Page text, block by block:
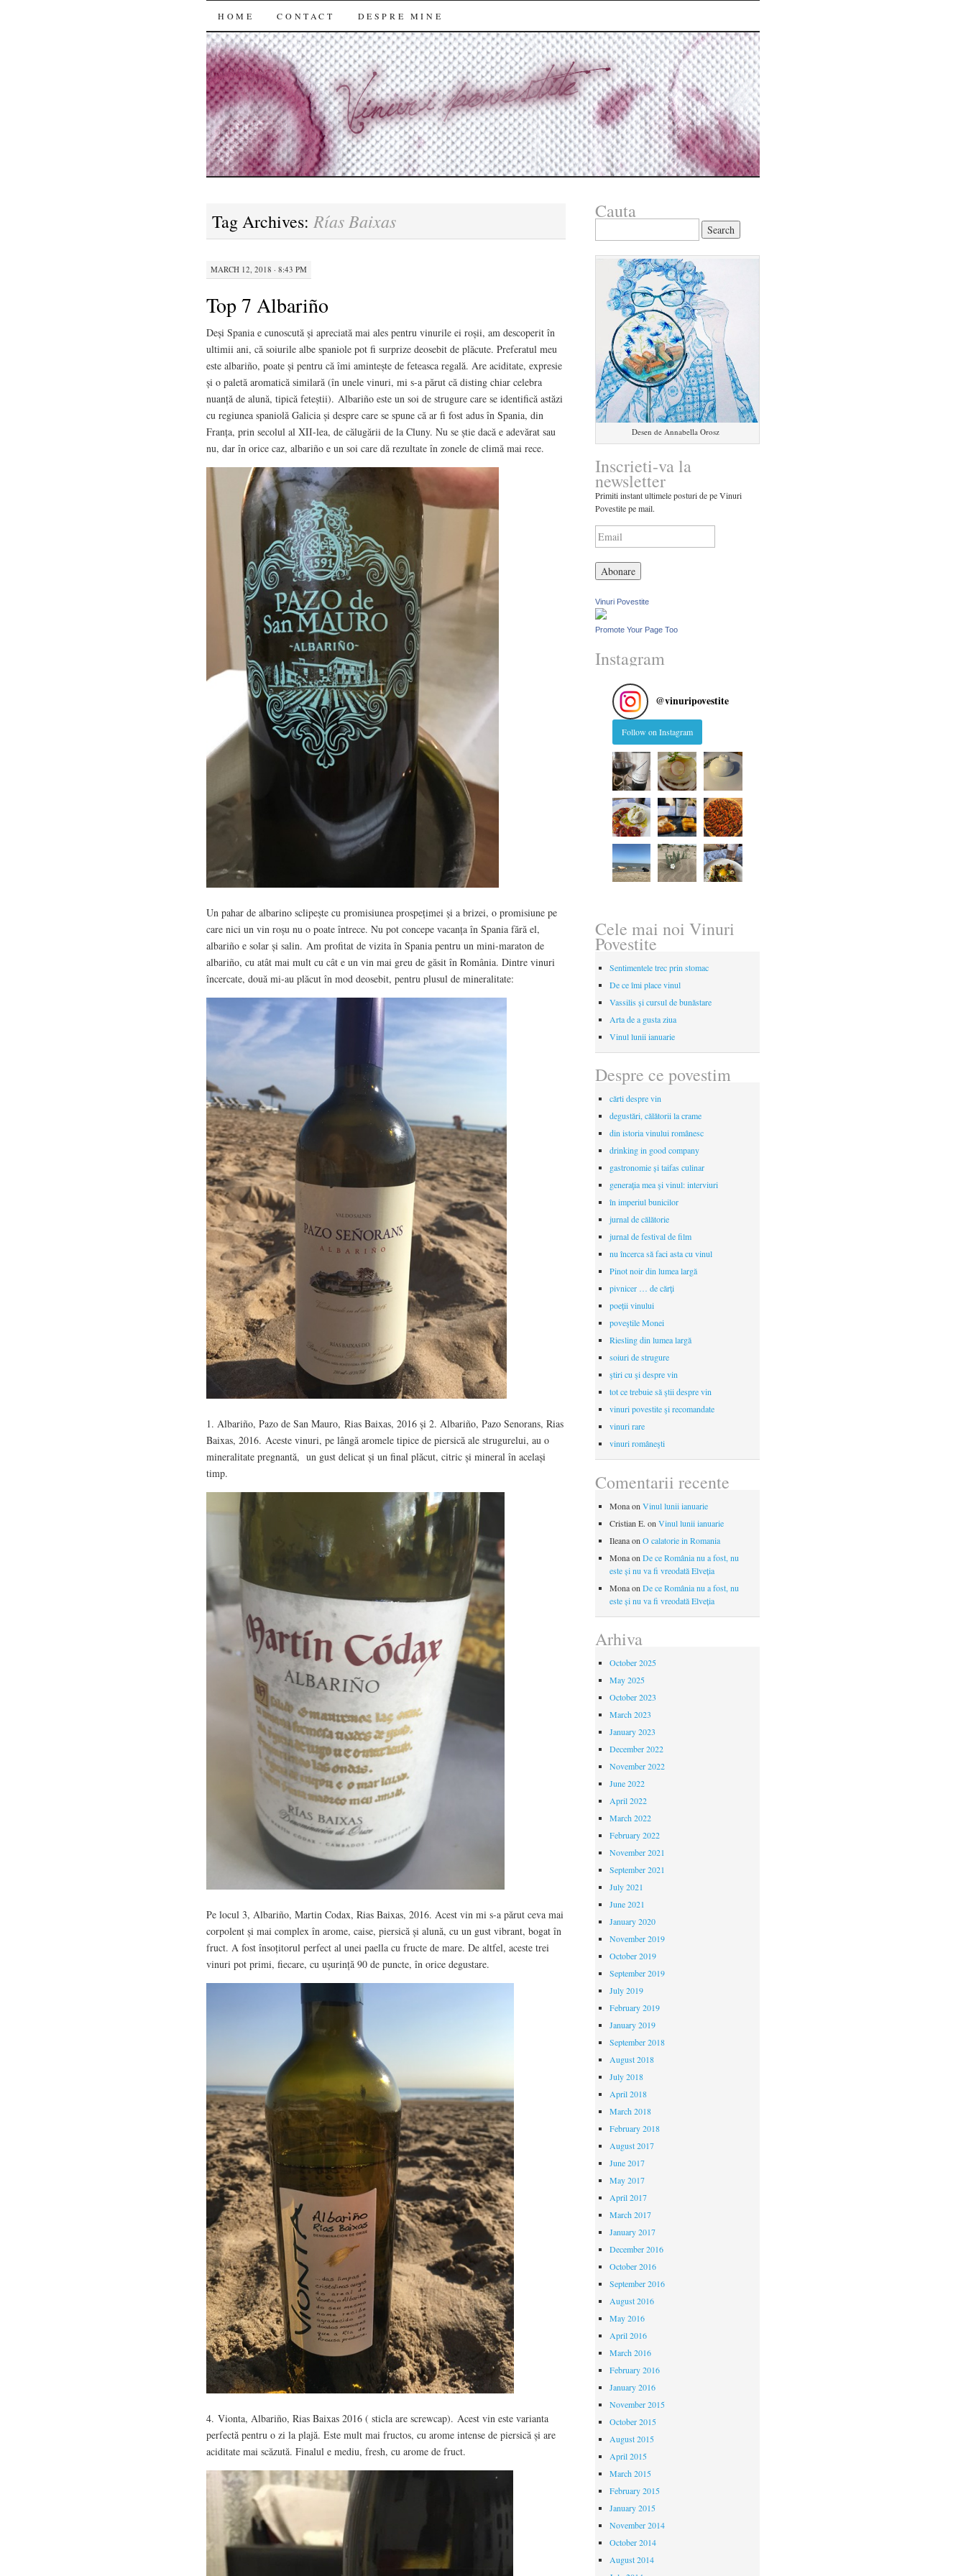
SKIP
TO
CONTENT
HOME CONTACT DESPRE MINE
Tag Archives: Rías Baixas
MARCH 12, 2018 · 8:43 PM
Top 7 Albariño
Deși Spania e cunoscută și apreciată mai ales pentru vinurile ei roșii, am descoperit în
ultimii ani, că soiurile albe spaniole pot fi surprize deosebit de plăcute. Preferatul meu
este albariño, poate și pentru că îmi amintește de feteasca regală. Are aciditate, expresie
și o paletă aromatică similară (în unele vinuri, mi s-a părut că disting chiar celebra
nuanță de alună, tipică feteștii). Albariño este un soi de strugure care se identifică astăzi
cu regiunea spaniolă Galicia și despre care se spune că ar fi fost adus în Spania, din
Franța, prin secolul al XII-lea, de călugării de la Cluny. Nu se știe dacă e adevărat sau
nu, dar în orice caz, albariño e un soi care dă rezultate în zonele de climă mai rece.
Un pahar de albarino sclipește cu promisiunea prospețimei și a brizei, o promisiune pe
care nici un vin roșu nu o poate întrece. Nu pot concepe vacanța în Spania fără el,
albariño e solar și salin. Am profitat de vizita în Spania pentru un mini-maraton de
albariño, cu atât mai mult cu cât e un vin mai greu de găsit în România. Dintre vinuri
încercate, două mi-au plăcut în mod deosebit, pentru plusul de mineralitate:
1. Albariño, Pazo de San Mauro, Rias Baixas, 2016 și 2. Albariño, Pazo Senorans, Rias
Baixas, 2016. Aceste vinuri, pe lângă aromele tipice de piersică ale strugurelui, au o
mineralitate pregnantă, un gust delicat și un final plăcut, citric și mineral în același
timp.
Pe locul 3, Albariño, Martin Codax, Rias Baixas, 2016. Acest vin mi s-a părut ceva mai
corpolent și mai complex în arome, caise, piersică și alună, cu un gust vibrant, bogat în
fruct. A fost însoțitorul perfect al unei paella cu fructe de mare. De altfel, aceste trei
vinuri pot primi, fiecare, cu ușurință 90 de puncte, în orice degustare.
4. Vionta, Albariño, Rias Baixas 2016 ( sticla are screwcap). Acest vin este varianta
perfectă pentru o zi la plajă. Este mult mai fructos, cu arome intense de piersică și are
aciditate mai scăzută. Finalul e mediu, fresh, cu arome de fruct.
Cauta
Desen de Annabella Orosz
Inscrieti-va la
newsletter
Primiti instant ultimele posturi de pe Vinuri
Povestite pe mail.
Vinuri Povestite
Promote Your Page Too
Instagram
@vinuripovestite
Follow on Instagram
Cele mai noi Vinuri
Povestite
Sentimentele trec prin stomac
De ce îmi place vinul
Vassilis și cursul de bunăstare
Arta de a gusta ziua
Vinul lunii ianuarie
Despre ce povestim
cărti despre vin
degustări, călătorii la crame
din istoria vinului românesc
drinking in good company
gastronomie și taifas culinar
generaţia mea şi vinul: interviuri
în imperiul bunicilor
jurnal de călătorie
jurnal de festival de film
nu încerca să faci asta cu vinul
Pinot noir din lumea largă
pivnicer … de cărţi
poeții vinului
poveştile Monei
Riesling din lumea largă
soiuri de strugure
ştiri cu şi despre vin
tot ce trebuie să ştii despre vin
vinuri povestite şi recomandate
vinuri rare
vinuri româneşti
Comentarii recente
Monaon Vinul lunii ianuarie
Cristian E. on Vinul lunii ianuarie
Ileanaon O calatorie in Romania
Monaon De ce România nu a fost, nu
este și nu va fi vreodată Elveția
Monaon De ce România nu a fost, nu
este și nu va fi vreodată Elveția
Arhiva
October 2025
May 2025
October 2023
March 2023
January 2023
December 2022
November 2022
June 2022
April 2022
March 2022
February 2022
November 2021
September 2021
July 2021
June 2021
January 2020
November 2019
October 2019
September 2019
July 2019
February 2019
January 2019
September 2018
August 2018
July 2018
April 2018
March 2018
February 2018
August 2017
June 2017
May 2017
April 2017
March 2017
January 2017
December 2016
October 2016
September 2016
August 2016
May 2016
April 2016
March 2016
February 2016
January 2016
November 2015
October 2015
August 2015
April 2015
March 2015
February 2015
January 2015
November 2014
October 2014
August 2014